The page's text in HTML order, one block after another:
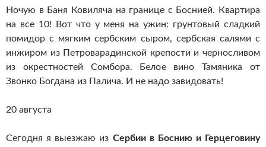
Ночую в Баня Ковиляча на границе с Боснией. Квартира
на все 10! Вот что у меня на ужин: грунтовый сладкий
помидор с мягким сербским сыром, сербская салями с
инжиром из Петроварадинской крепости и черносливом
из окрестностей Сомбора. Белое вино Тамяника от
Звонко Богдана из Палича. И не надо завидовать!
20 августа
Сегодня я выезжаю из Сербии в Боснию и Герцеговину